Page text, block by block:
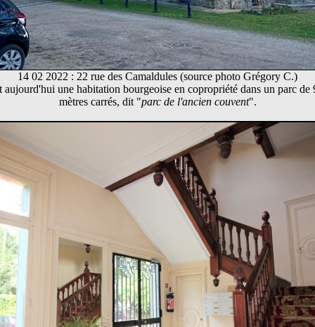
14 02 2022 : 22 rue des Camaldules (source photo Grégory C.)
aujourd'hui une habitation bourgeoise en copropriété dans un parc de
mètres carrés, dit "parc de l'ancien couvent".